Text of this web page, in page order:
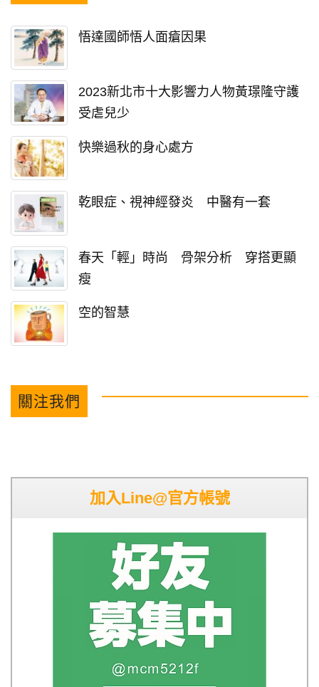
悟達國師悟人面瘡因果
2023新北市十大影響力人物黃璟隆守護
受虐兒少
快樂過秋的身心處方
乾眼症、視神經發炎 中醫有一套
春天「輕」時尚 骨架分析 穿搭更顯
瘦
空的智慧
關注我們
加入Line@官方帳號